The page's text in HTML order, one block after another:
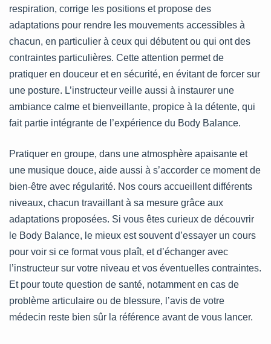
respiration, corrige les positions et propose des
adaptations pour rendre les mouvements accessibles à
chacun, en particulier à ceux qui débutent ou qui ont des
contraintes particulières. Cette attention permet de
pratiquer en douceur et en sécurité, en évitant de forcer sur
une posture. L’instructeur veille aussi à instaurer une
ambiance calme et bienveillante, propice à la détente, qui
fait partie intégrante de l’expérience du Body Balance.
Pratiquer en groupe, dans une atmosphère apaisante et
une musique douce, aide aussi à s’accorder ce moment de
bien-être avec régularité. Nos cours accueillent différents
niveaux, chacun travaillant à sa mesure grâce aux
adaptations proposées. Si vous êtes curieux de découvrir
le Body Balance, le mieux est souvent d’essayer un cours
pour voir si ce format vous plaît, et d’échanger avec
l’instructeur sur votre niveau et vos éventuelles contraintes.
Et pour toute question de santé, notamment en cas de
problème articulaire ou de blessure, l’avis de votre
médecin reste bien sûr la référence avant de vous lancer.